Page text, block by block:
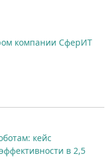
компании СферИТ
кейс
в 2,5